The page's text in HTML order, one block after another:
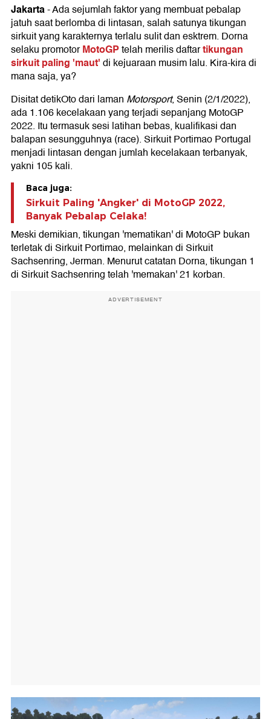
Jakarta-Ada sejumlah faktor yang membuat pebalap
jatuh saat berlomba di lintasan, salah satunya tikungan
sirkuit yang karakternya terlalu sulit dan esktrem. Dorna
selaku promotorMotoGPtelah merilis daftartikungan
sirkuit paling 'maut'di kejuaraan musim lalu. Kira-kira di
mana saja, ya?
Disitat detikOto dari laman Motorsport, Senin (2/1/2022),
ada 1.106 kecelakaan yang terjadi sepanjang MotoGP
2022. Itu termasuk sesi latihan bebas, kualifikasi dan
balapan sesungguhnya (race). Sirkuit Portimao Portugal
menjadi lintasan dengan jumlah kecelakaan terbanyak,
yakni 105 kali.
Baca juga:
Sirkuit Paling 'Angker' di MotoGP 2022,
Banyak Pebalap Celaka!
Meski demikian, tikungan 'mematikan' di MotoGP bukan
terletak di Sirkuit Portimao, melainkan di Sirkuit
Sachsenring, Jerman. Menurut catatan Dorna, tikungan 1
di Sirkuit Sachsenring telah 'memakan' 21 korban.
ADVERTISEMENT